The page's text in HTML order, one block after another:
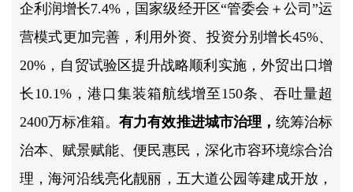
企利润增长7.4%，国家级经开区“管委会＋公司”运
营模式更加完善，利用外资、投资分别增长45%、
20%，自贸试验区提升战略顺利实施，外贸出口增
长10.1%，港口集装箱航线增至150条、吞吐量超
2400万标准箱。有力有效推进城市治理， 统筹治标
治本、赋景赋能、便民惠民，深化市容环境综合治
理，海河沿线亮化靓丽，五大道公园等建成开放，